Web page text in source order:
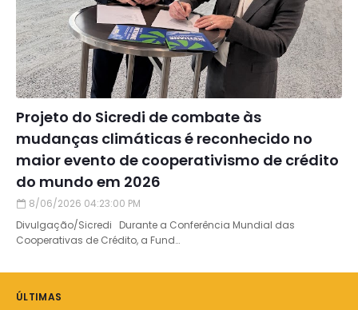
Projeto do Sicredi de combate às
mudanças climáticas é reconhecido no
maior evento de cooperativismo de crédito
do mundo em 2026
8/06/2026 04:23:00 PM
Divulgação/Sicredi Durante a Conferência Mundial das
Cooperativas de Crédito, a Fund…
ÚLTIMAS